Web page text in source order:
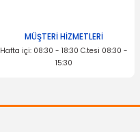
MÜŞTERİ HİZMETLERİ
Hafta içi: 08:30 - 18:30 C.tesi 08:30 -
15:30